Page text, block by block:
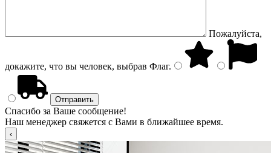
Пожалуйста,
докажите, что вы человек, выбрав Флаг.
Спасибо за Ваше сообщение!
Наш менеджер свяжется с Вами в ближайшее время.